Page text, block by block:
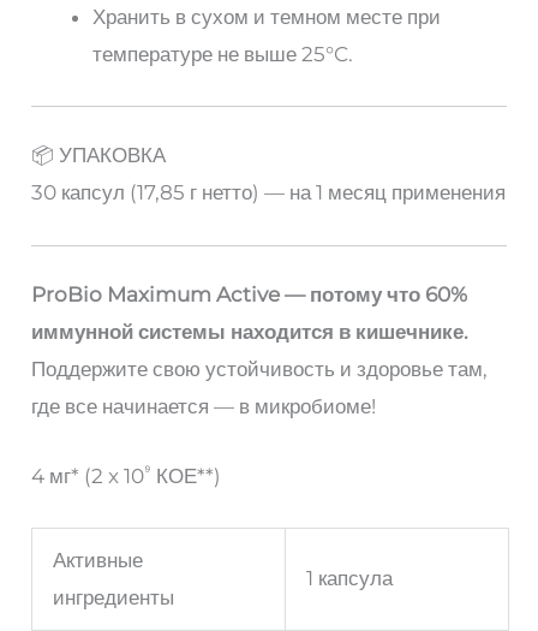
Хранить в сухом и темном месте при
температуре не выше 25°C.
📦 УПАКОВКА
30 капсул (17,85 г нетто) — на 1 месяц применения
ProBio Maximum Active — потому что 60%
иммунной системы находится в кишечнике.
Поддержите свою устойчивость и здоровье там,
где все начинается — в микробиоме!
4 мг* (2 x 10⁹ КОЕ**)
Активные
ингредиенты
1 капсула